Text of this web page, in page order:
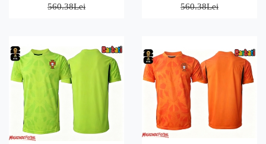
560.38Lei
560.38Lei